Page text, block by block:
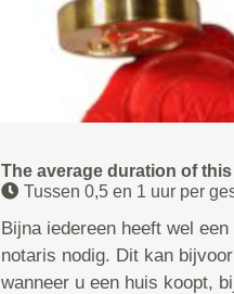
The average duration of
Tussen 0,5 en 1 uur per
Bijna iedereen heeft wel
notaris nodig. Dit kan
wanneer u een huis koopt,